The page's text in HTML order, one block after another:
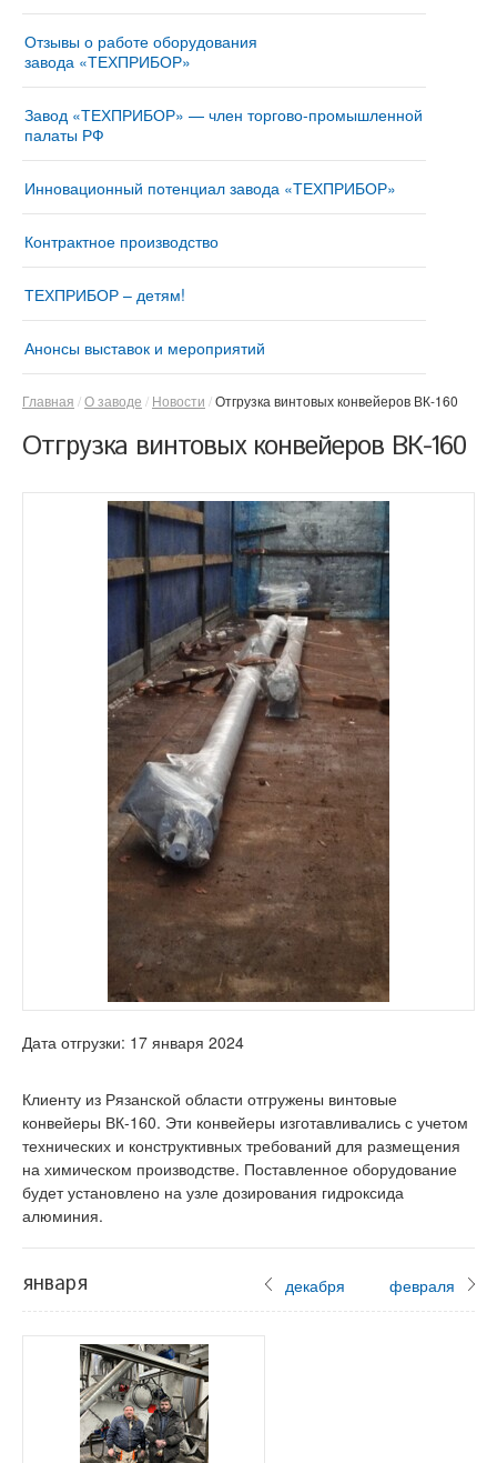
Отзывы о работе оборудования
завода «ТЕХПРИБОР»
Завод «ТЕХПРИБОР» — член торгово-промышленной
палаты РФ
Инновационный потенциал завода «ТЕХПРИБОР»
Контрактное производство
ТЕХПРИБОР – детям!
Анонсы выставок и мероприятий
Главная О заводе Новости Отгрузка винтовых конвейеров ВК-160
Отгрузка винтовых конвейеров ВК-160
Дата отгрузки: 17 января 2024
Клиенту из Рязанской области отгружены винтовые
конвейеры ВК-160. Эти конвейеры изготавливались с учетом
технических и конструктивных требований для размещения
на химическом производстве. Поставленное оборудование
будет установлено на узле дозирования гидроксида
алюминия.
декабря февраля
января